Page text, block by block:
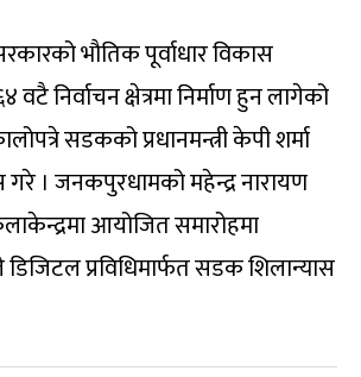
भौतिक पूर्वाधार विकास
वटै निर्वाचन क्षेत्रमा निर्माण हुन लागेको
सडकको प्रधानमन्त्री केपी शर्मा
। जनकपुरधामको महेन्द्र नारायण
आयोजित समारोहमा
डिजिटल प्रविधिमार्फत सडक शिलान्यास